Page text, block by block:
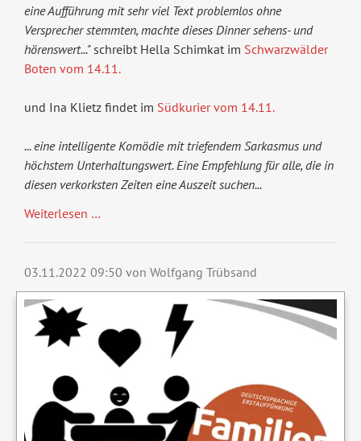
eine Aufführung mit sehr viel Text problemlos ohne
Versprecher stemmten, machte dieses Dinner sehens- und
hörenswert..." schreibt Hella Schimkat im Schwarzwälder
Boten vom 14.11.
und Ina Klietz findet im Südkurier vom 14.11.
... eine intelligente Komödie mit triefendem Sarkasmus und
höchstem Unterhaltungswert. Eine Empfehlung für alle, die in
diesen verkorksten Zeiten eine Auszeit suchen...
Weiterlesen …
03.11.2022 09:50 von Wolfgang Trübsand